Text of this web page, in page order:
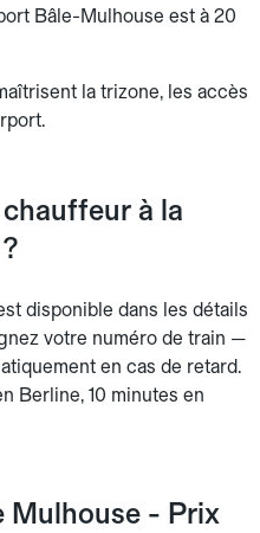
Bâle-Mulhouse est à 20
la trizone, les accès
à la
disponible dans les détails
votre numéro de train —
en cas de retard.
Berline, 10 minutes en
Mulhouse - Prix